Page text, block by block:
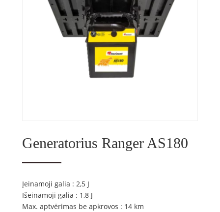
Generatorius Ranger AS180
Įeinamoji galia : 2,5 J
Išeinamoji galia : 1,8 J
Max. aptvėrimas be apkrovos : 14 km